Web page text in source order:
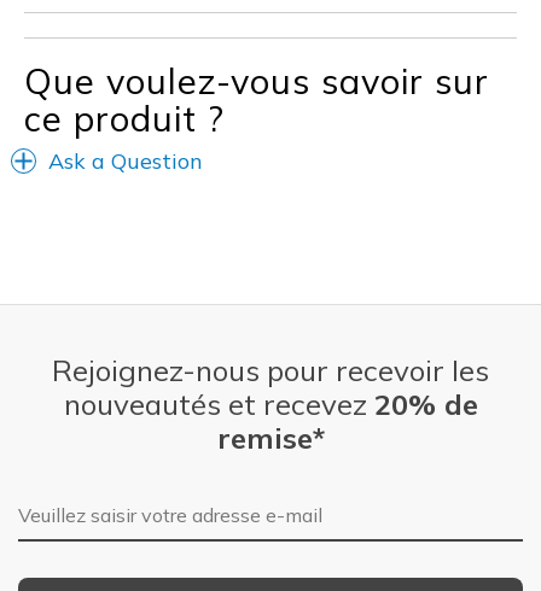
Que voulez-vous savoir sur
ce produit ?
Ask a Question
Rejoignez-nous pour recevoir les
nouveautés et recevez 20% de
remise*
Adresse e-mail